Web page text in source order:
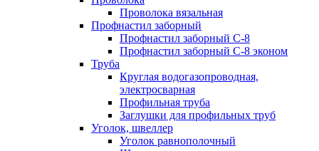
Проволока вязальная
Профнастил заборный
Профнастил заборный С-8
Профнастил заборный С-8 эконом
Труба
Круглая водогазопроводная,
электросварная
Профильная труба
Заглушки для профильных труб
Уголок, швеллер
Уголок равнополочный